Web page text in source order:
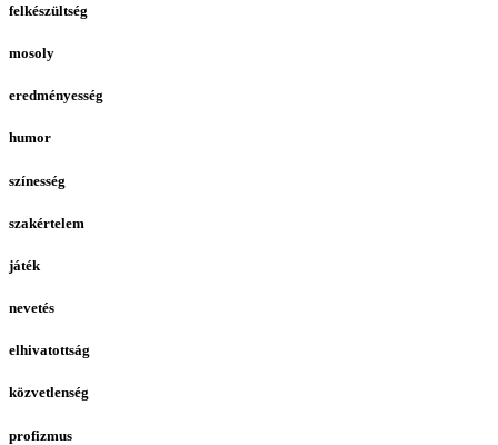
felkészültség
mosoly
eredményesség
humor
színesség
szakértelem
játék
nevetés
elhivatottság
közvetlenség
profizmus